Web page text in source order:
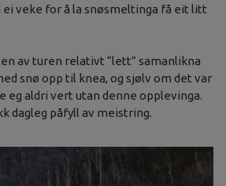
ei veke for å la snøsmeltinga få eit litt
av turen relativt “lett” samanlikna
snø opp til knea, og sjølv om det var
eg aldri vert utan denne opplevinga.
dagleg påfyll av meistring.